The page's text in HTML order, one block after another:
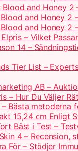
Blood and Honey
and Honey 2
and Honey 2
– Vilket
14 –
Tier List –
AB –
– Hur Du Väljer
Bästa metoderna
15,24 cm Enligt
Bäst i Test –
4 – Recension,
För – Stödjer